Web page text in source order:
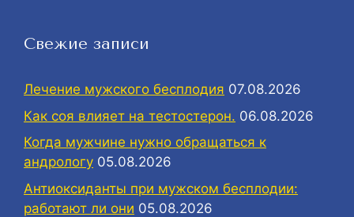
Свежие записи
Лечение мужского бесплодия 07.08.2026
Как соя влияет на тестостерон. 06.08.2026
Когда мужчине нужно обращаться к
андрологу 05.08.2026
Антиоксиданты при мужском бесплодии:
работают ли они 05.08.2026